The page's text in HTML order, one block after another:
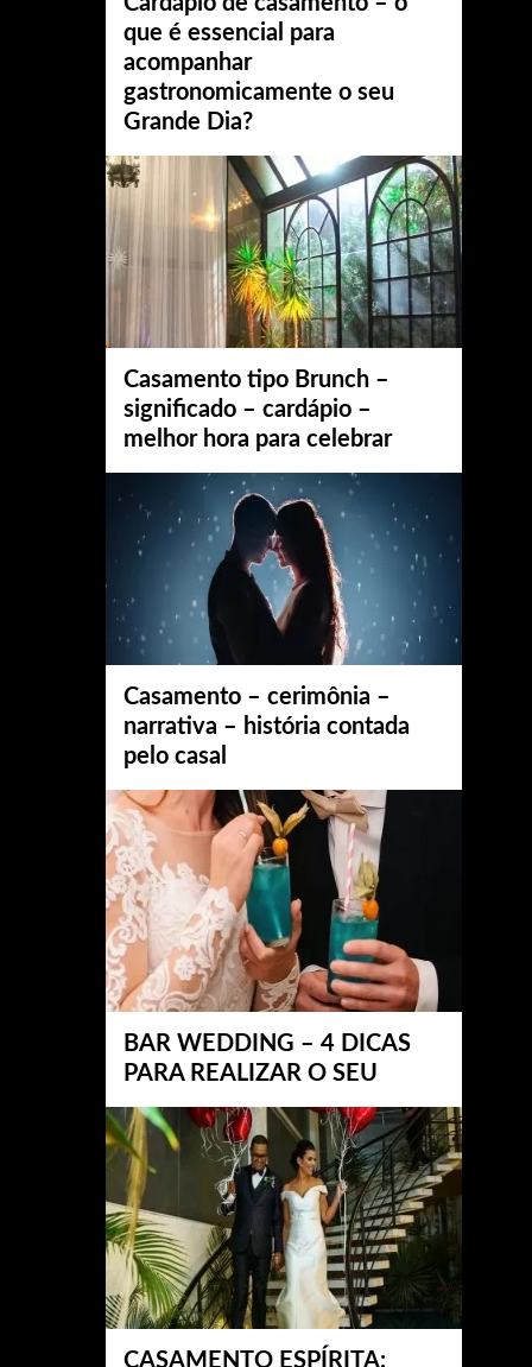
que é essencial para
acompanhar
gastronomicamente o seu
Grande Dia?
Casamento tipo Brunch –
significado – cardápio –
melhor hora para celebrar
Casamento – cerimônia –
narrativa – história contada
pelo casal
BAR WEDDING – 4 DICAS
PARA REALIZAR O SEU
CASAMENTO ESPÍRITA: